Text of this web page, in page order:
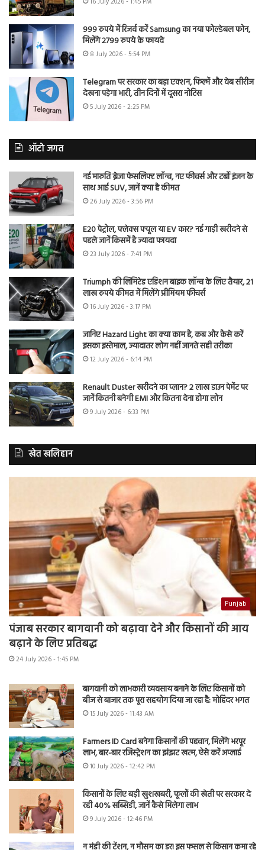
999 रुपये में रिजर्व करें Samsung का नया फोल्डेबल फोन,
मिलेंगे 2799 रुपये के फायदे
8 July 2026 - 5:54 PM
Telegram पर सरकार का बड़ा एक्शन, फिल्में और वेब सीरीज
देखना पड़ेगा भारी, तीन दिनों में दूसरा नोटिस
5 July 2026 - 2:25 PM
ऑटो जगत
नई मारुति ब्रेजा फेसलिफ्ट लॉन्च, नए फीचर्स और टर्बो इंजन के
साथ आई SUV, जानें क्या है कीमत
26 July 2026 - 3:56 PM
E20 पेट्रोल, फ्लेक्स फ्यूल या EV कार? नई गाड़ी खरीदने से
पहले जानें किसमें है ज्यादा फायदा
23 July 2026 - 7:41 PM
Triumph की लिमिटेड एडिशन बाइक लॉन्च के लिए तैयार, 21
लाख रुपये कीमत में मिलेंगे प्रीमियम फीचर्स
16 July 2026 - 3:17 PM
जानिए Hazard Light का क्या काम है, कब और कैसे करें
इसका इस्तेमाल, ज्यादातर लोग नहीं जानते सही तरीका
12 July 2026 - 6:14 PM
Renault Duster खरीदने का प्लान? 2 लाख डाउन पेमेंट पर
जानें कितनी बनेगी EMI और कितना देना होगा लोन
9 July 2026 - 6:33 PM
खेत खलिहान
Punjab
पंजाब सरकार बागवानी को बढ़ावा देने और किसानों की आय
बढ़ाने के लिए प्रतिबद्ध
24 July 2026 - 1:45 PM
बागवानी को लाभकारी व्यवसाय बनाने के लिए किसानों को
बीज से बाजार तक पूरा सहयोग दिया जा रहा है: मोहिंदर भगत
15 July 2026 - 11:43 AM
Farmers ID Card बनेगा किसानों की पहचान, मिलेंगे भरपूर
लाभ, बार-बार रजिस्ट्रेशन का झंझट खत्म, ऐसे करें अप्लाई
10 July 2026 - 12:42 PM
किसानों के लिए बड़ी खुशखबरी, फूलों की खेती पर सरकार दे
रही 40% सब्सिडी, जानें कैसे मिलेगा लाभ
9 July 2026 - 12:46 PM